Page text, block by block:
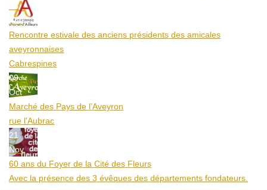
25
Aoû
Rencontre estivale des anciens présidents des amicales
aveyronnaises
Cabrespines
09
Oct
Marché des Pays de l’Aveyron
rue l'Aubrac
21
Nov
60 ans du Foyer de la Cité des Fleurs
Avec la présence des 3 évêques des départements fondateurs.